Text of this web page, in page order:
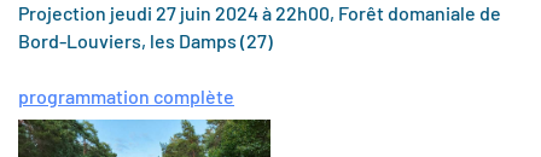
Projection jeudi 27 juin 2024 à 22h00, Forêt domaniale de
Bord-Louviers, les Damps (27)
programmation complète